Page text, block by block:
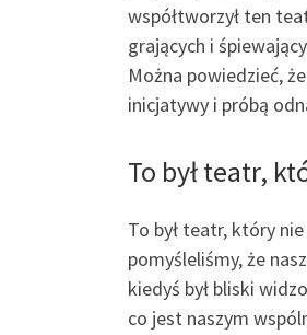
współtworzył ten
grających i
Można powiedzieć,
inicjatywy i próbą
To był teatr,
To był teatr, który
pomyśleliśmy, że
kiedyś był bliski
co jest naszym